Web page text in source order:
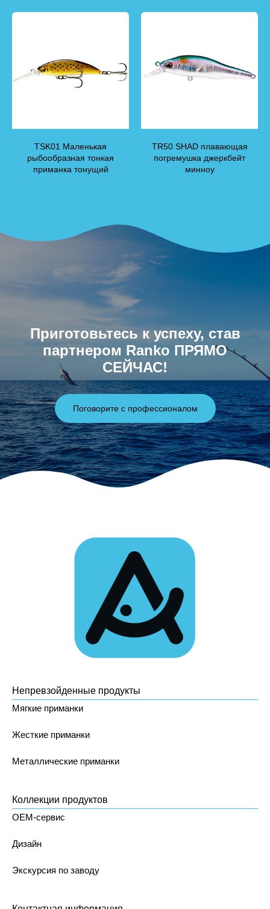
TSK01 Маленькая
рыбообразная тонкая
приманка тонущий
TR50 SHAD плавающая
погремушка джеркбейт
минноу
Приготовьтесь к успеху, став
партнером Ranko ПРЯМО
СЕЙЧАС!
Поговорите с профессионалом
Непревзойденные продукты
Мягкие приманки
Жесткие приманки
Металлические приманки
Коллекции продуктов
OEM-сервис
Дизайн
Экскурсия по заводу